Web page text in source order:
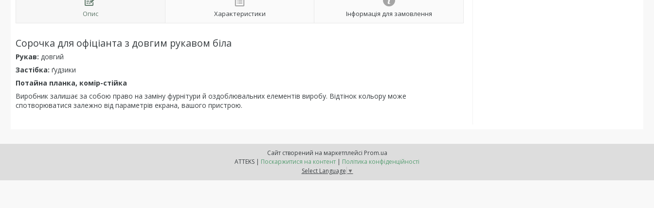
Опис Характеристики Інформація для замовлення
Сорочка для офіціанта з довгим рукавом біла
Рукав: довгий
Застібка: ґудзики
Потайна планка, комір-стійка
Виробник залишає за собою право на заміну фурнітури й оздоблювальних елементів виробу. Відтінок кольору може
спотворюватися залежно від параметрів екрана, вашого пристрою.
Сайт створений на маркетплейсі Prom.ua
ATTEKS | Поскаржитися на контент | Політика конфіденційності
Select Language ▼